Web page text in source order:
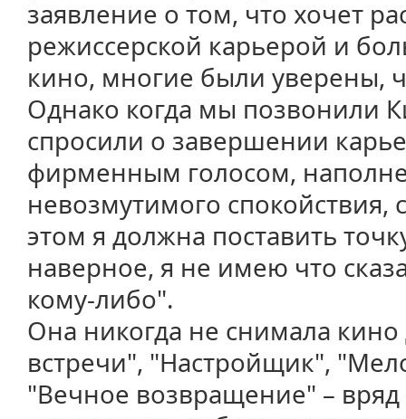
заявление о том, что хочет
режиссерской карьерой и
кино, многие были уверены,
Однако когда мы позвонили
спросили о завершении
фирменным голосом,
невозмутимого спокойствия,
этом я должна поставить
наверное, я не имею что
кому-либо".
Она никогда не снимала кино
встречи", "Настройщик",
"Вечное возвращение" –